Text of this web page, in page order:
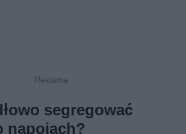
segregować
napojach?